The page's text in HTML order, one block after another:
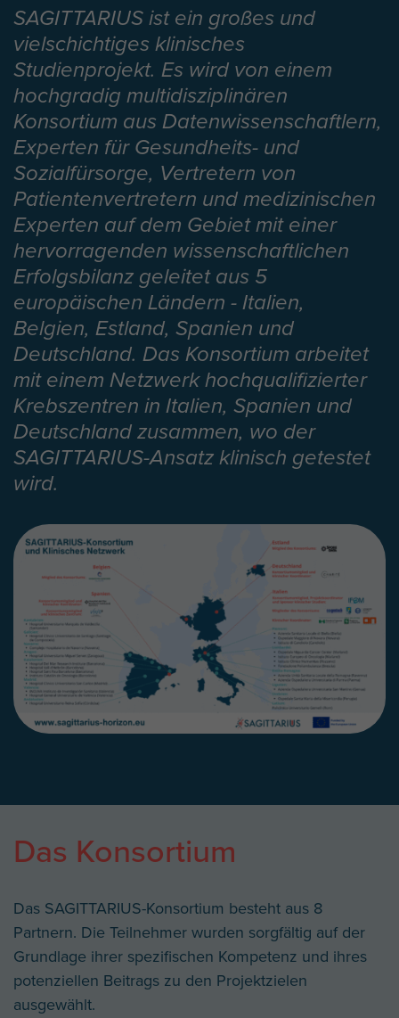
SAGITTARIUS ist ein großes und
vielschichtiges klinisches
Studienprojekt. Es wird von einem
hochgradig multidisziplinären
Konsortium aus Datenwissenschaftlern,
Experten für Gesundheits- und
Sozialfürsorge, Vertretern von
Patientenvertretern und medizinischen
Experten auf dem Gebiet mit einer
hervorragenden wissenschaftlichen
Erfolgsbilanz geleitet aus 5
europäischen Ländern - Italien,
Belgien, Estland, Spanien und
Deutschland. Das Konsortium arbeitet
mit einem Netzwerk hochqualifizierter
Krebszentren in Italien, Spanien und
Deutschland zusammen, wo der
SAGITTARIUS-Ansatz klinisch getestet
wird.
Das Konsortium
Das SAGITTARIUS-Konsortium besteht aus 8
Partnern. Die Teilnehmer wurden sorgfältig auf der
Grundlage ihrer spezifischen Kompetenz und ihres
potenziellen Beitrags zu den Projektzielen
ausgewählt.